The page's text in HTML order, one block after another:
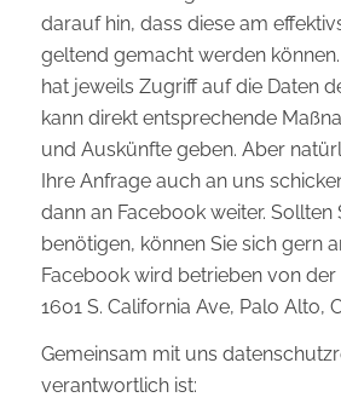
darauf hin, dass diese am
geltend gemacht werden
hat jeweils Zugriff auf die Daten
kann direkt entsprechende
und Auskünfte geben. Aber
Ihre Anfrage auch an uns
dann an Facebook weiter. Sollten
benötigen, können Sie sich gern
Facebook wird betrieben von der
1601 S. California Ave, Palo Alto,
Gemeinsam mit uns
verantwortlich ist: